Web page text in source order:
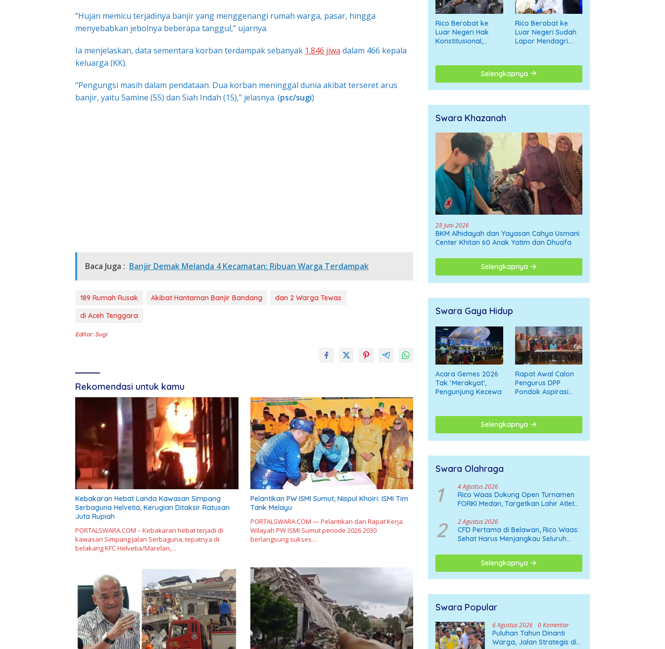
“Hujan memicu terjadinya banjir yang menggenangi rumah warga, pasar, hingga
menyebabkan jebolnya beberapa tanggul,” ujarnya.
Ia menjelaskan, data sementara korban terdampak sebanyak 1.846 jiwa dalam 466 kepala
keluarga (KK).
“Pengungsi masih dalam pendataan. Dua korban meninggal dunia akibat terseret arus
banjir, yaitu Samine (55) dan Siah Indah (15),” jelasnya. (psc/sugi)
Baca Juga : Banjir Demak Melanda 4 Kecamatan: Ribuan Warga Terdampak
189 Rumah Rusak Akibat Hantaman Banjir Bandang
dan 2 Warga Tewas
di Aceh Tenggara
Editor: Sugi
Rekomendasi untuk kamu
Kebakaran Hebat Landa Kawasan Simpang
Serbaguna Helvetia, Kerugian Ditaksir Ratusan
Juta Rupiah
PORTALSWARA.COM – Kebakaran hebat terjadi di
kawasan Simpang Jalan Serbaguna, tepatnya di
belakang KFC Helvetia/Marelan,…
Pelantikan PW ISMI Sumut, Nispul Khoiri: ISMI Tim
Tank Melayu
PORTALSWARA.COM — Pelantikan dan Rapat Kerja
Wilayah PW ISMI Sumut periode 2026 2030
berlangsung sukses…
Rico Berobat ke
Luar Negeri Hak
Konstitusional,
Digiring ke Opini
Rico Berobat ke
Luar Negeri Sudah
Lapor Mendagri
Selengkapnya
Swara Khazanah
28 Juni 2026
BKM Alhidayah dan Yayasan Cahya Usmani
Center Khitan 60 Anak Yatim dan Dhuafa
Selengkapnya
Swara Gaya Hidup
Acara Gemes 2026
Tak ‘Merakyat’,
Pengunjung Kecewa
Rapat Awal Calon
Pengurus DPP
Pondok Aspirasi
Deklarasi Nasional
Selengkapnya
Swara Olahraga
1 4 Agustus 2026
Rico Waas Dukung Open Turnamen
FORKI Medan, Targetkan Lahir Atlet
2 2 Agustus 2026
CFD Pertama di Belawan, Rico Waas:
Sehat Harus Menjangkau Seluruh
Selengkapnya
Swara Popular
6 Agustus 2026 0 Komentar
Puluhan Tahun Dinanti
Warga, Jalan Strategis di